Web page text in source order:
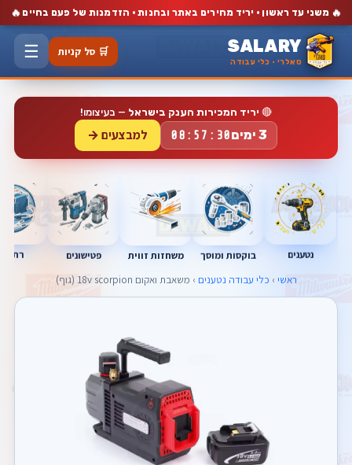
🔥 משני עד ראשון · יריד מחירים באתר ובחנות · הזדמנות של פעם בחיים 🔥
SALARY
סאלרי · כלי עבודה
🛒 סל קניות ☰
🔴 יריד המכירות הענק בישראל — בעיצומו!
3 ימים 08:57:29 למבצעים →
נטענים בוקסות ומוסך משחזות זווית פטישונים
ראשי › כלי עבודה נטענים › משאבת ואקום 18v scorpion (גוף)